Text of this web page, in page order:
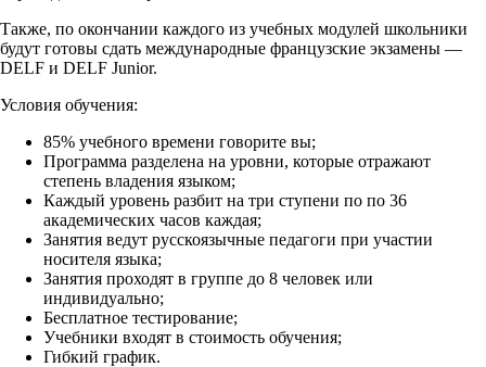
Также, по окончании каждого из учебных модулей школьники
будут готовы сдать международные французские экзамены —
DELF и DELF Junior.
Условия обучения:
85% учебного времени говорите вы;
Программа разделена на уровни, которые отражают
степень владения языком;
Каждый уровень разбит на три ступени по по 36
академических часов каждая;
Занятия ведут русскоязычные педагоги при участии
носителя языка;
Занятия проходят в группе до 8 человек или
индивидуально;
Бесплатное тестирование;
Учебники входят в стоимость обучения;
Гибкий график.